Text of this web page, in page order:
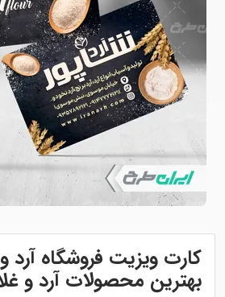
کارت ویزیت فروشگاه آرد
بهترین محصولات آرد و